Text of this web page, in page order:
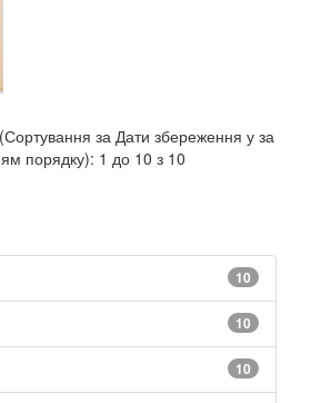
за Дати збереження у за
порядку): 1 до 10 з 10
10
10
10